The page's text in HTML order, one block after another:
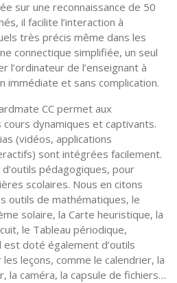
sur une reconnaissance de 50
il facilite l’interaction à
très précis même dans les
connectique simplifiée, un seul
l’ordinateur de l’enseignant à
immédiate et sans complication.
CC permet aux
cours dynamiques et captivants.
(vidéos, applications
sont intégrées facilement.
pédagogiques, pour
scolaires. Nous en citons
outils de mathématiques, le
solaire, la Carte heuristique, la
le Tableau périodique,
est doté également d’outils
leçons, comme le calendrier, la
la caméra, la capsule de fichiers…